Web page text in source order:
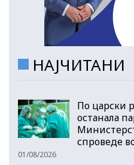
НАЈЧИТАНИ
По царски
останала
спроведе
01/08/2026